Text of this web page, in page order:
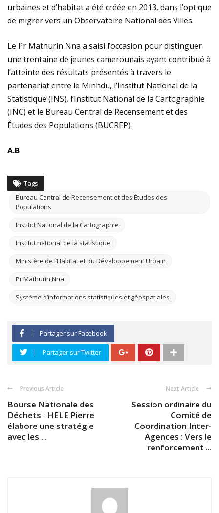
urbaines et d’habitat a été créée en 2013, dans l’optique
de migrer vers un Observatoire National des Villes.
Le Pr Mathurin Nna a saisi l’occasion pour distinguer
une trentaine de jeunes camerounais ayant contribué à
l’atteinte des résultats présentés à travers le
partenariat entre le Minhdu, l’Institut National de la
Statistique (INS), l’Institut National de la Cartographie
(INC) et le Bureau Central de Recensement et des
Études des Populations (BUCREP).
A.B
Tags
Bureau Central de Recensement et des Études des
Populations
Institut National de la Cartographie
Institut national de la statistique
Ministère de l’Habitat et du Développement Urbain
Pr Mathurin Nna
Système d’informations statistiques et géospatiales
Partager sur Facebook
Partager sur Twitter
Previous Article
Bourse Nationale des
Déchets : HELE Pierre
élabore une stratégie
avec les ...
Next Article
Session ordinaire du
Comité de
Coordination Inter-
Agences : Vers le
renforcement ...